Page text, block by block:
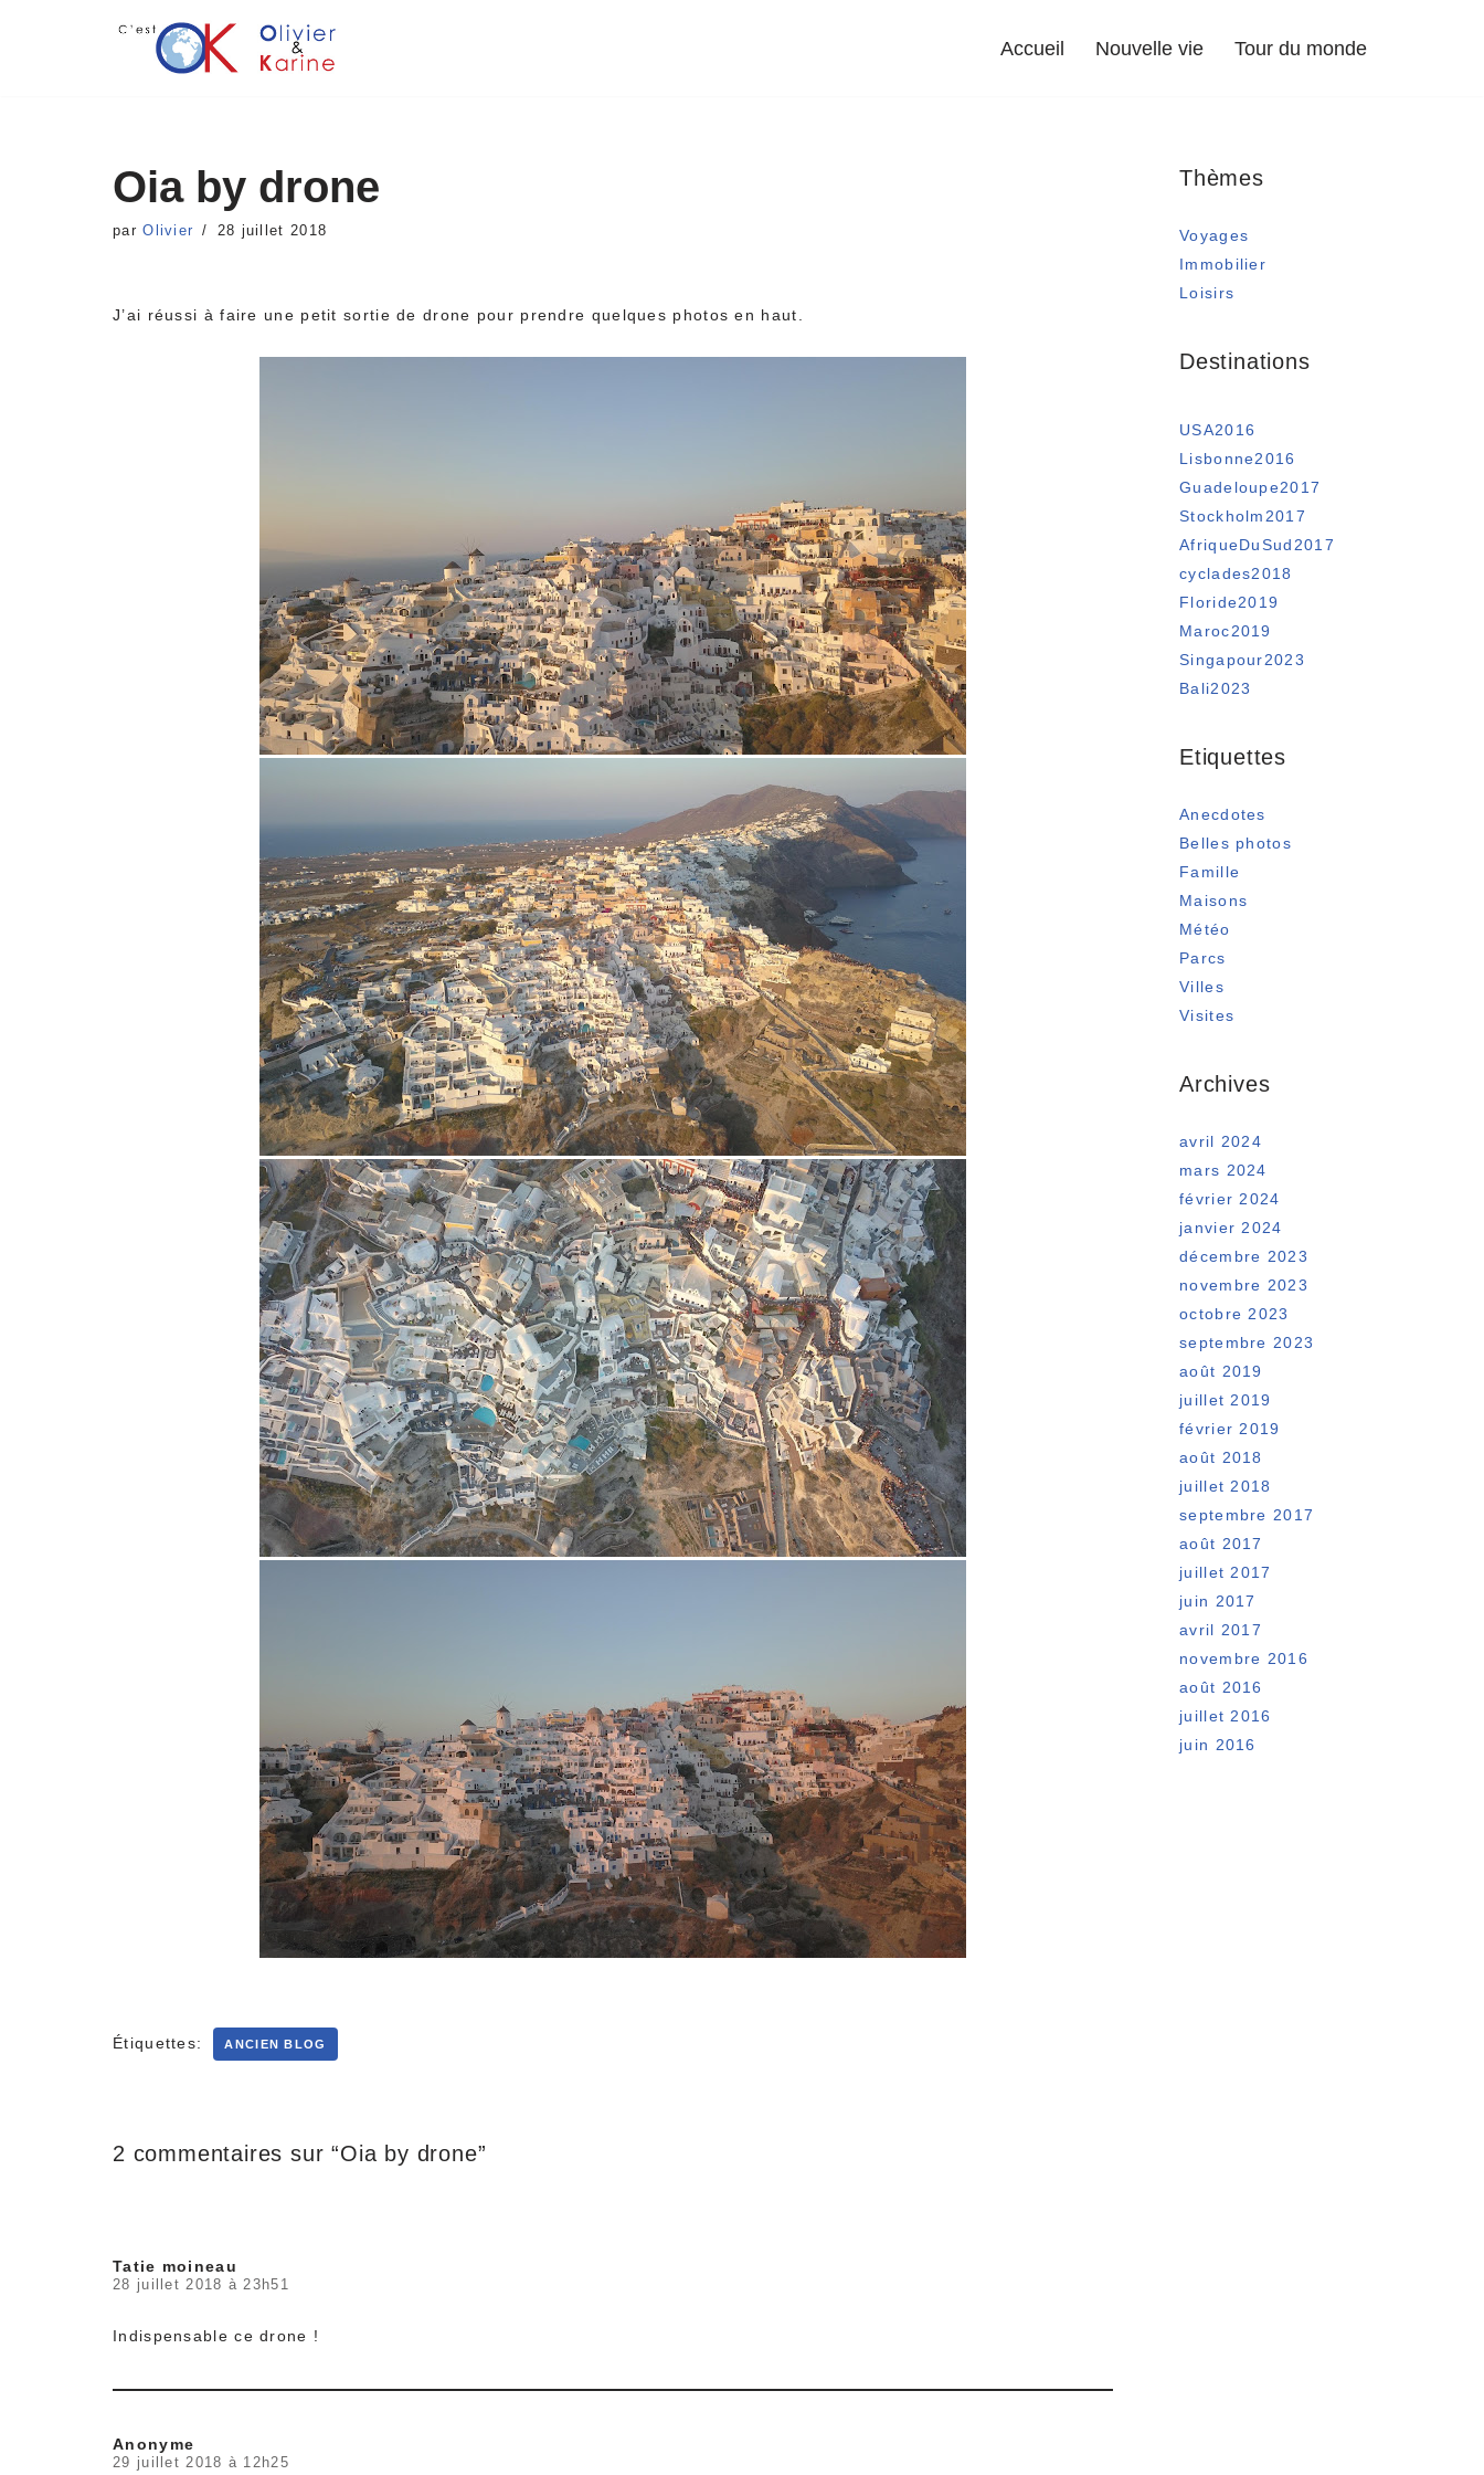
Accueil Nouvelle vie Tour du monde
Oia by drone
parOlivier 28 juillet 2018
J’ai réussi à faire une petit sortie de drone pour prendre quelques photos en haut.
Étiquettes: ANCIEN BLOG
2 commentaires sur “Oia by drone”
Tatie moineau
28 juillet 2018 à 23h51
Indispensable ce drone !
Anonyme
29 juillet 2018 à 12h25
Thèmes
Voyages
Immobilier
Loisirs
Destinations
USA2016
Lisbonne2016
Guadeloupe2017
Stockholm2017
AfriqueDuSud2017
cyclades2018
Floride2019
Maroc2019
Singapour2023
Bali2023
Etiquettes
Anecdotes
Belles photos
Famille
Maisons
Météo
Parcs
Villes
Visites
Archives
avril 2024
mars 2024
février 2024
janvier 2024
décembre 2023
novembre 2023
octobre 2023
septembre 2023
août 2019
juillet 2019
février 2019
août 2018
juillet 2018
septembre 2017
août 2017
juillet 2017
juin 2017
avril 2017
novembre 2016
août 2016
juillet 2016
juin 2016